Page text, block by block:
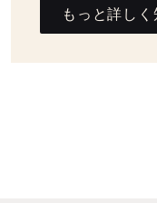
もっと詳しく